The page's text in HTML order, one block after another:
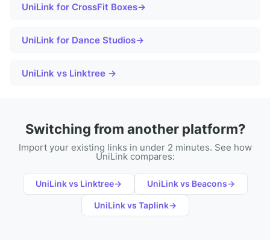
UniLink for CrossFit Boxes→
UniLink for Dance Studios→
UniLink vs Linktree →
Switching from another platform?
Import your existing links in under 2 minutes. See how
UniLink compares:
UniLink vs Linktree→ UniLink vs Beacons→
UniLink vs Taplink→